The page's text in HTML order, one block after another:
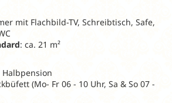
mit Flachbild-TV, Schreibtisch, Safe,
: ca. 21 m²
(Mo- Fr 06 - 10 Uhr, Sa & So 07 -